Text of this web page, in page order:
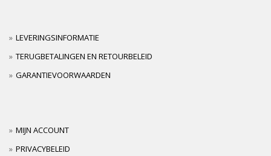
LEVERINGSINFORMATIE
TERUGBETALINGEN EN RETOURBELEID
GARANTIEVOORWAARDEN
MIJN ACCOUNT
PRIVACYBELEID